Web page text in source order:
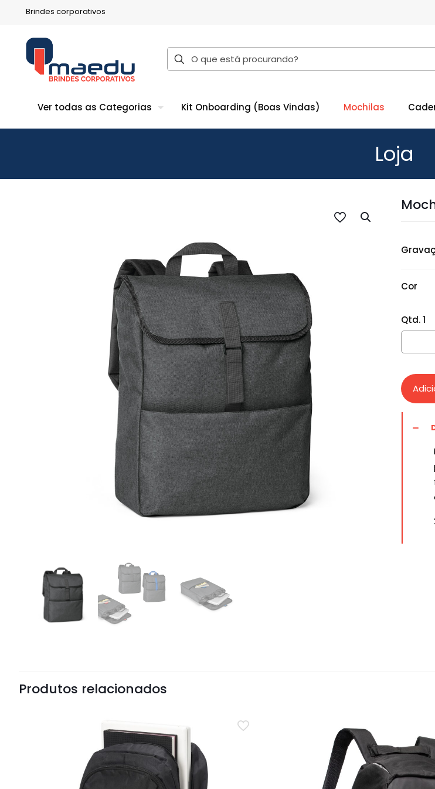
Brindes corporativos
Ver todas as Categorias Kit Onboarding (Boas Vindas) Mochilas
Loja
Cor
Qtd. 1
Produtos relacionados